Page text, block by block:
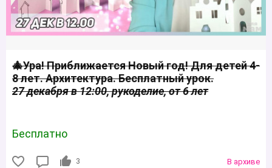
🎄Ура! Приближается Новый год! Для детей 4-
8 лет. Архитектура. Бесплатный урок.
27 декабря в 12:00, рукоделие, от 6 лет
Бесплатно
3 В архиве